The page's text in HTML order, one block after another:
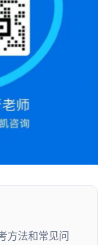
方法和常见问